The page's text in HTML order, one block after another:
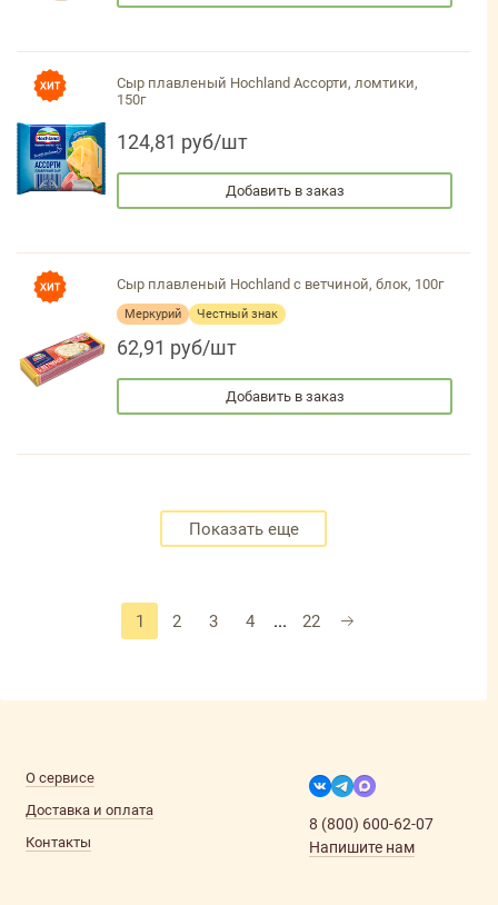
Сыр плавленый Hochland Ассорти, ломтики,
150г
124,81 руб/шт
Добавить в заказ
Сыр плавленый Hochland с ветчиной, блок, 100г
Меркурий Честный знак
62,91 руб/шт
Добавить в заказ
Показать еще
1 2 3 4 ... 22
О сервисе
Доставка и оплата
Контакты
8 (800) 600-62-07
Напишите нам